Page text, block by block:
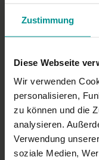
Zustimmung
Diese Webseite
Wir verwenden
personalisieren,
zu können und die
analysieren.
Verwendung
soziale Medien,
Bernadette
im Körper die
0